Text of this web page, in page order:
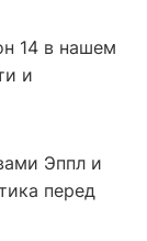
14 в нашем
и
Эппл и
перед